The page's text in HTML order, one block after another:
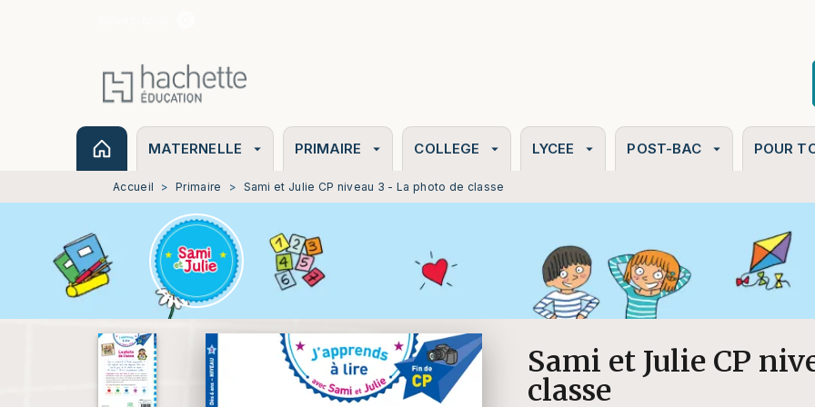
MATERNELLE arrow_drop_down PRIMAIRE arrow_drop_down COLLEGE arrow_drop_down LYCEE arrow_drop_down POST-BAC arrow_drop_down POUR
Accueil > Primaire > Sami et Julie CP niveau 3 - La photo de classe
Sami et Julie CP
classe